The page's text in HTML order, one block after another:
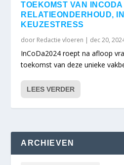
TOEKOMST VAN
RELATIEONDERHOUD,
KEUZESTRESS
door Redactie vloeren | dec 20,
InCoDa2024 roept na afloop
toekomst van deze unieke
LEES VERDER
ARCHIEVEN